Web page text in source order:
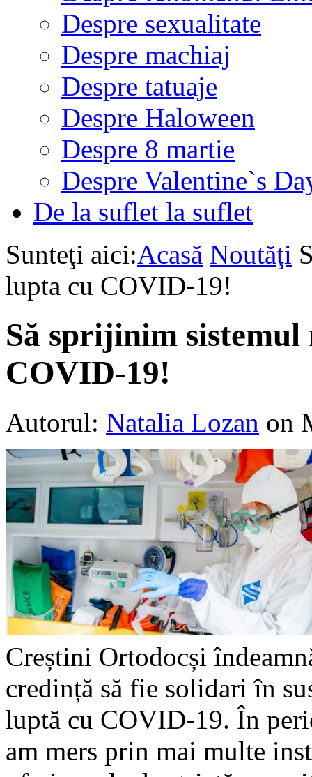
Despre sexualitate
Despre machiaj
Despre tatuaje
Despre Haloween
Despre 8 martie
Despre Valentine`s
De la suflet la suflet
Sunteţi aici:Acasă Noutăţi
lupta cu COVID-19!
Să sprijinim
COVID-19!
Autorul: Natalia Lozan on
Creștini Ortodocși
credință să fie solidari în
luptă cu COVID-19. În
am mers prin mai multe